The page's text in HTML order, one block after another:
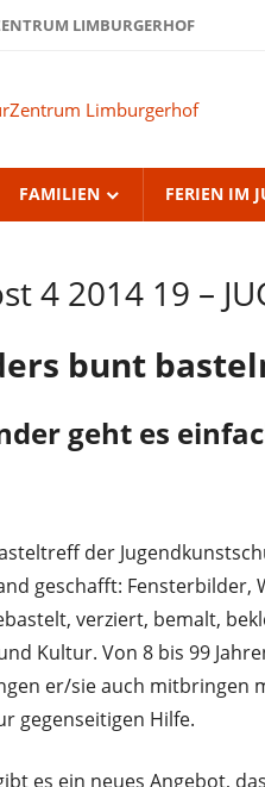
LIMBURGERHOF
FAMILIEN FERIEN IM
4 2014 19 –
bunt
geht es
der
geschafft: Fensterbilder,
verziert, bemalt,
Kultur. Von 8 bis 99
er/sie auch mitbringen
gegenseitigen Hilfe.
es ein neues Angebot,